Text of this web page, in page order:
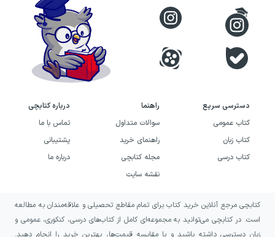
دسترسی سریع
کتاب عمومی
کتاب زبان
کتاب درسی
راهنما
سوالات متداول
راهنمای خرید
مجله کتابچی
نقشه سایت
درباره کتابچی
تماس با ما
پشتیبانی
درباره ما
کتابچی مرجع آنلاین خرید کتاب برای تمام مقاطع تحصیلی و علاقه‌مندان به مطالعه
است. در کتابچی می‌توانید به مجموعه‌ای کامل از کتاب‌های درسی، کنکوری، عمومی و
زبان دسترسی داشته باشید و با مقایسه قیمت‌ها، بهترین خرید را انجام دهید.